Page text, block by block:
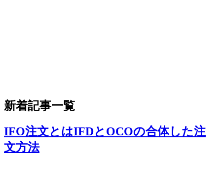
新着記事一覧
IFO注文とはIFDとOCOの合体した注
文方法